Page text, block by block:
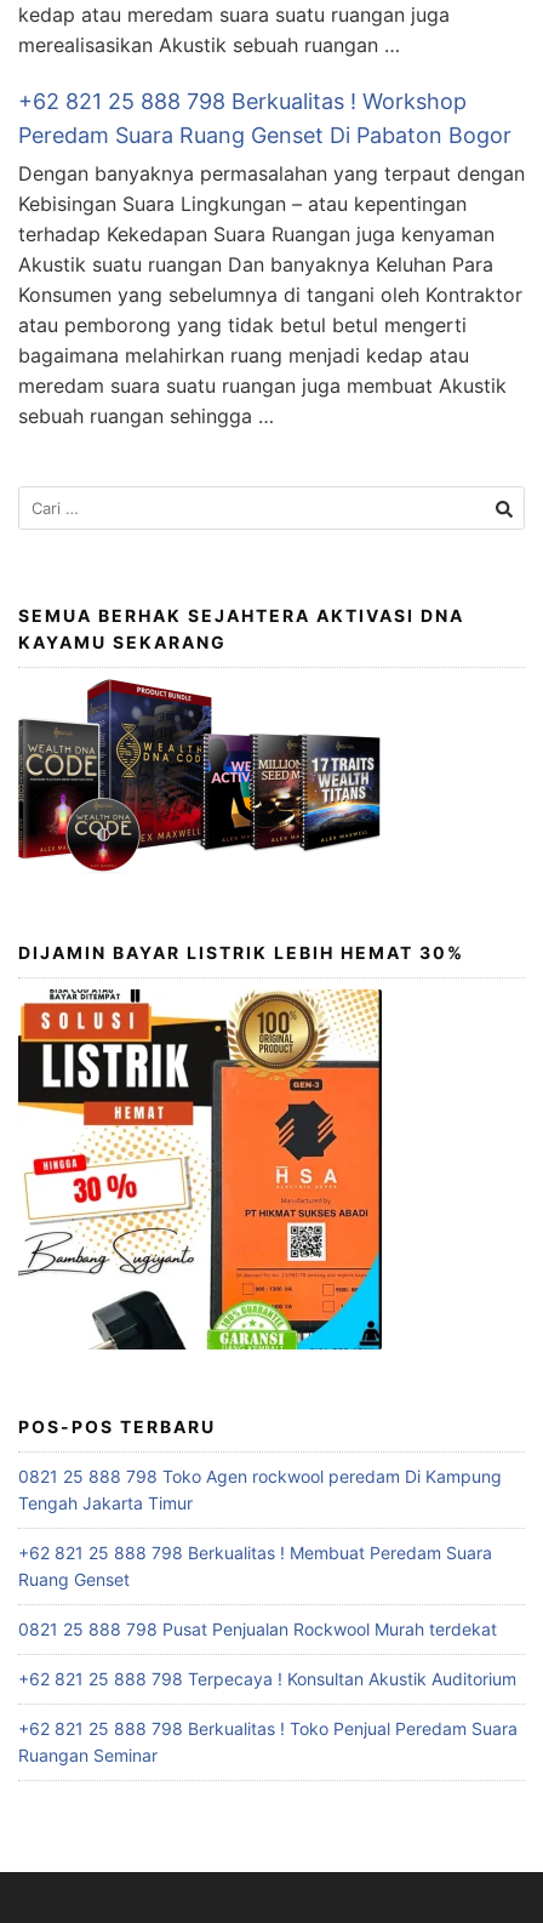
kedap atau meredam suara suatu ruangan juga
merealisasikan Akustik sebuah ruangan …
+62 821 25 888 798 Berkualitas ! Workshop
Peredam Suara Ruang Genset Di Pabaton Bogor
Dengan banyaknya permasalahan yang terpaut dengan
Kebisingan Suara Lingkungan – atau kepentingan
terhadap Kekedapan Suara Ruangan juga kenyaman
Akustik suatu ruangan Dan banyaknya Keluhan Para
Konsumen yang sebelumnya di tangani oleh Kontraktor
atau pemborong yang tidak betul betul mengerti
bagaimana melahirkan ruang menjadi kedap atau
meredam suara suatu ruangan juga membuat Akustik
sebuah ruangan sehingga …
SEMUA BERHAK SEJAHTERA AKTIVASI DNA
KAYAMU SEKARANG
DIJAMIN BAYAR LISTRIK LEBIH HEMAT 30%
POS-POS TERBARU
0821 25 888 798 Toko Agen rockwool peredam Di Kampung
Tengah Jakarta Timur
+62 821 25 888 798 Berkualitas ! Membuat Peredam Suara
Ruang Genset
0821 25 888 798 Pusat Penjualan Rockwool Murah terdekat
+62 821 25 888 798 Terpecaya ! Konsultan Akustik Auditorium
+62 821 25 888 798 Berkualitas ! Toko Penjual Peredam Suara
Ruangan Seminar